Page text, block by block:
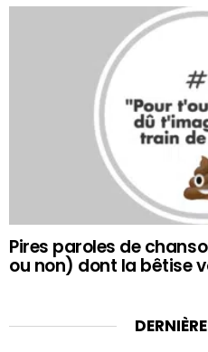
Pires paroles de
ou non) dont la bêtise